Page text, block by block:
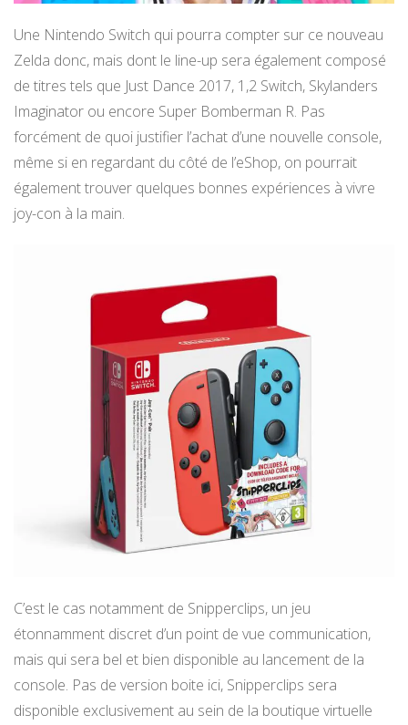
Une Nintendo Switch qui pourra compter sur ce nouveau
Zelda donc, mais dont le line-up sera également composé
de titres tels que Just Dance 2017, 1,2 Switch, Skylanders
Imaginator ou encore Super Bomberman R. Pas
forcément de quoi justifier l’achat d’une nouvelle console,
même si en regardant du côté de l’eShop, on pourrait
également trouver quelques bonnes expériences à vivre
joy-con à la main.
C’est le cas notamment de Snipperclips, un jeu
étonnamment discret d’un point de vue communication,
mais qui sera bel et bien disponible au lancement de la
console. Pas de version boite ici, Snipperclips sera
disponible exclusivement au sein de la boutique virtuelle